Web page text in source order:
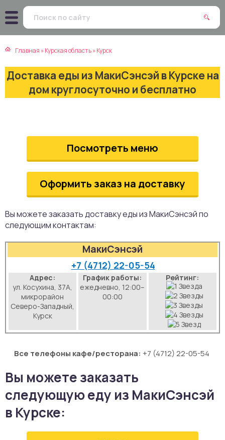
Главная »Курская область»Курск
Доставка еды из МакиСэнсэй в Курске на
дом круглосуточно и бесплатно
Посмотреть меню
Оформить заказ на доставку
Вы можете заказать доставку еды из МакиСэнсэй по
следующим контактам:
МакиСэнсэй
+7 (4712) 22-05-54
Адрес:
ул. Косухина, 37А,
микрорайон
Северо-Западный,
Курск
График работы:
ежедневно, 12:00–
00:00
Рейтинг:
Все телефоны кафе/ресторана: +7 (4712) 22-05-54
Вы можете заказать
следующую еду из МакиСэнсэй
в Курске:
кухня
кухня
кухня